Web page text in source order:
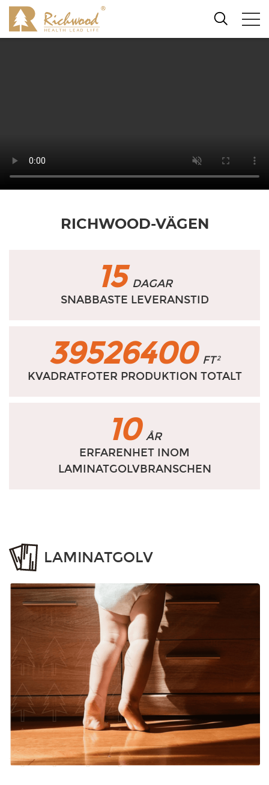
RICHWOOD-VÄGEN
15 DAGAR
SNABBASTE LEVERANSTID
39526400 FT²
KVADRATFOTER PRODUKTION TOTALT
10 ÅR
ERFARENHET INOM
LAMINATGOLVBRANSCHEN
LAMINATGOLV